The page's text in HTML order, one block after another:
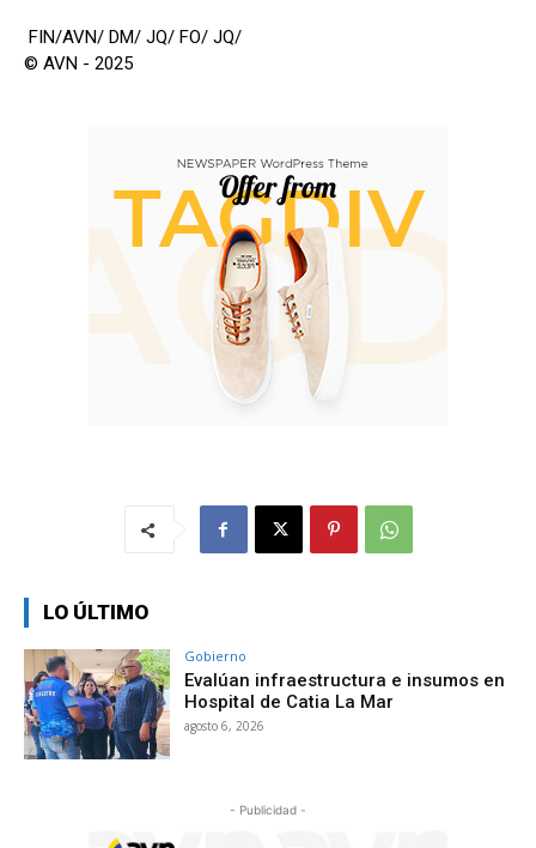
FIN/AVN/ DM/ JQ/ FO/ JQ/
© AVN - 2025
LO ÚLTIMO
Gobierno
Evalúan infraestructura e insumos en
Hospital de Catia La Mar
agosto 6, 2026
- Publicidad -